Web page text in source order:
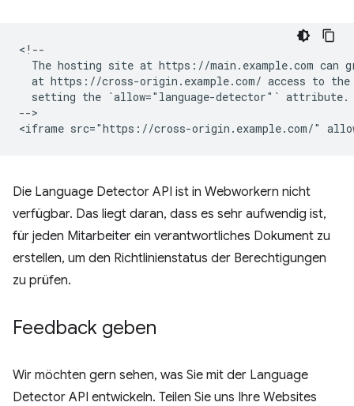
<!--
The hosting site at https://main.example.com can
at https://cross-origin.example.com/ access to
  setting the `allow="language-detector"` attribute.
-->
Die Language Detector API ist in Webworkern nicht
verfügbar. Das liegt daran, dass es sehr aufwendig ist,
für jeden Mitarbeiter ein verantwortliches Dokument zu
erstellen, um den Richtlinienstatus der Berechtigungen
zu prüfen.
Feedback geben
Wir möchten gern sehen, was Sie mit der Language
Detector API entwickeln. Teilen Sie uns Ihre Websites